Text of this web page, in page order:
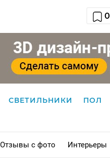
0
СВЕТИЛЬНИКИ ПОЛ
Отзывы с фото Интерьеры